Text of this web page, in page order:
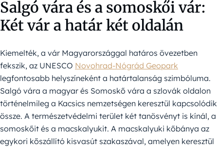
Salgó vára és a somoskői vár:
Két vár a határ két oldalán
Kiemelték, a vár Magyarországgal határos övezetben
fekszik, az UNESCO Novohrad-Nógrád Geopark
legfontosabb helyszíneként a határtalanság szimbóluma.
Salgó vára a magyar és Somoskő vára a szlovák oldalon
történelmileg a Kacsics nemzetségen keresztül kapcsolódik
össze. A természetvédelmi terület két tanösvényt is kínál, a
somoskőit és a macskalyukit. A macskalyuki kőbánya az
egykori kőszállító kisvasút szakaszával, amelyen keresztül